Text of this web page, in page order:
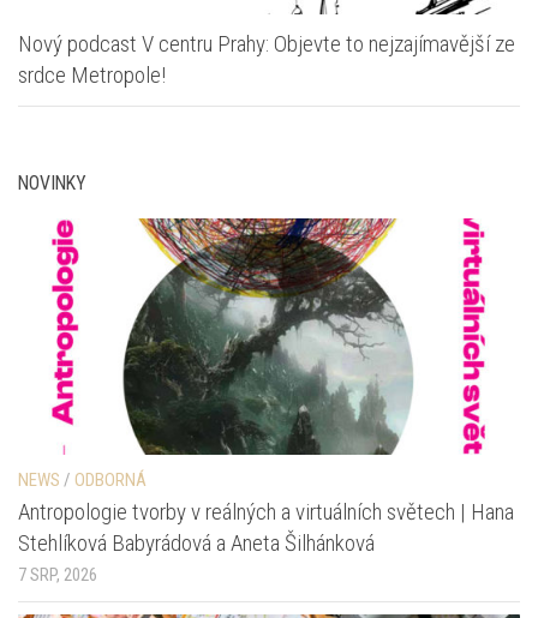
Nový podcast V centru Prahy: Objevte to nejzajímavější ze
srdce Metropole!
NOVINKY
NEWS / ODBORNÁ
Antropologie tvorby v reálných a virtuálních světech | Hana
Stehlíková Babyrádová a Aneta Šilhánková
7 SRP, 2026